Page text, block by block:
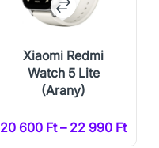
Xiaomi Redmi
Watch 5 Lite
(Arany)
20 600 Ft – 22 990 Ft